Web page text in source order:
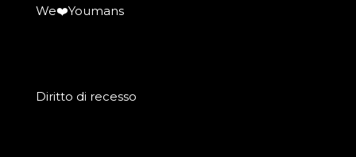
We❤️Youmans
Diritto di recesso